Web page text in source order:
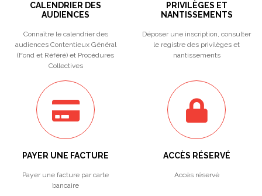
CALENDRIER DES
AUDIENCES
Connaître le calendrier des
audiences Contentieux Général
(Fond et Référé) et Procédures
Collectives
PRIVILÈGES ET
NANTISSEMENTS
Déposer une inscription, consulter
le registre des privilèges et
nantissements
PAYER UNE FACTURE
Payer une facture par carte
bancaire
ACCÈS RÉSERVÉ
Accès réservé